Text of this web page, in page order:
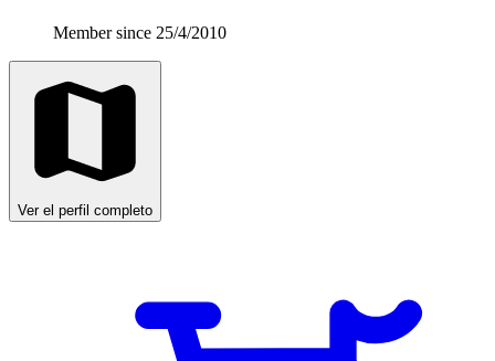
Member since 25/4/2010
Ver el perfil completo